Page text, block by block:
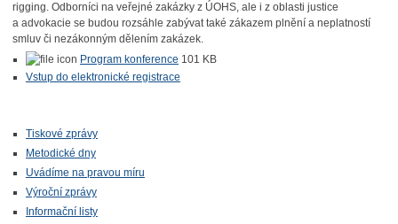
rigging. Odborníci na veřejné zakázky z ÚOHS, ale i z oblasti justice
a advokacie se budou rozsáhle zabývat také zákazem plnění a neplatností
smluv či nezákonným dělením zakázek.
Program konference 101 KB
Vstup do elektronické registrace
Tiskové zprávy
Metodické dny
Uvádíme na pravou míru
Výroční zprávy
Informační listy